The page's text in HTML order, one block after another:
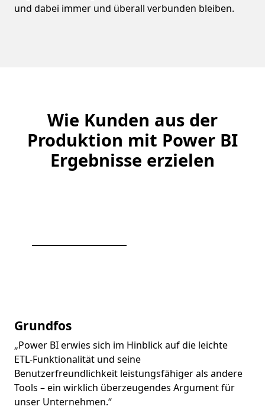
und dabei immer und überall verbunden bleiben.
Wie Kunden aus der
Produktion mit Power BI
Ergebnisse erzielen
Grundfos
„Power BI erwies sich im Hinblick auf die leichte
ETL-Funktionalität und seine
Benutzerfreundlichkeit leistungsfähiger als andere
Tools – ein wirklich überzeugendes Argument für
unser Unternehmen.“